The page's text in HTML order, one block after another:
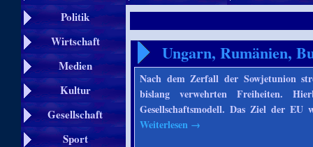
Politik
Wirtschaft
Medien
Kultur
Gesellschaft
Sport
Ungarn, Rumänien,
Nach dem Zerfall der Sowjetunion
bislang verwehrten Freiheiten.
Gesellschaftsmodell. Das Ziel der
Weiterlesen →